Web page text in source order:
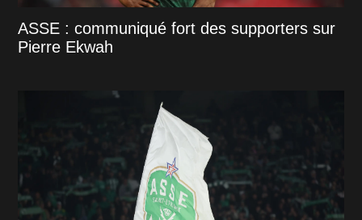
ASSE : communiqué fort des supporters sur
Pierre Ekwah